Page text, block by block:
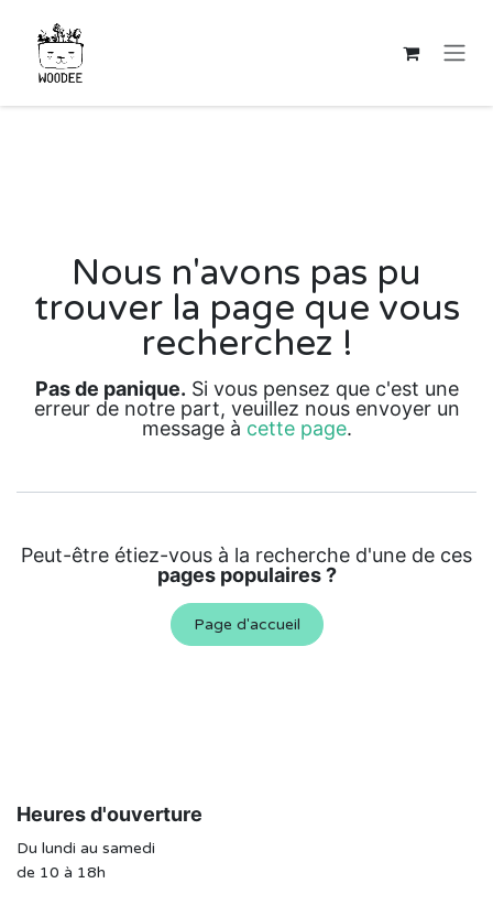
Erreur 404
Nous n'avons pas pu
trouver la page que vous
recherchez !
Pas de panique. Si vous pensez que c'est une
erreur de notre part, veuillez nous envoyer un
message à cette page.
Peut-être étiez-vous à la recherche d'une de ces
pages populaires ?
Page d'accueil
Heures d'ouverture
Du lundi au samedi
de 10 à 18h